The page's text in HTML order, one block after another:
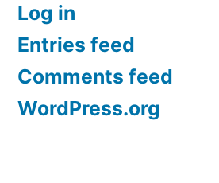
Log in
Entries feed
Comments feed
WordPress.org